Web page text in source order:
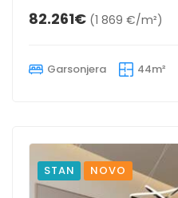
82.261€ (1 869 €/m²)
Garsonjera 44m²
STAN NOVO